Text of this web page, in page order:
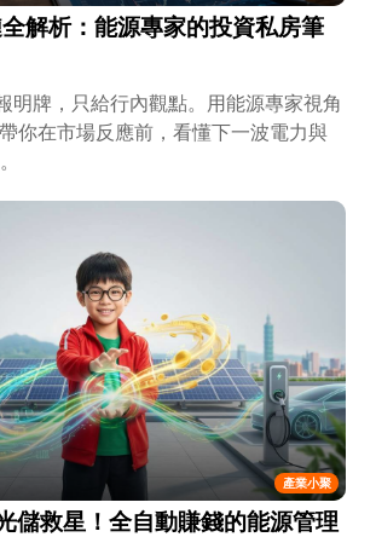
解析：能源專家的投資私房筆
明牌，只給行內觀點。用能源專家視角
你在市場反應前，看懂下一波電力與
產業小聚
儲救星！全自動賺錢的能源管理